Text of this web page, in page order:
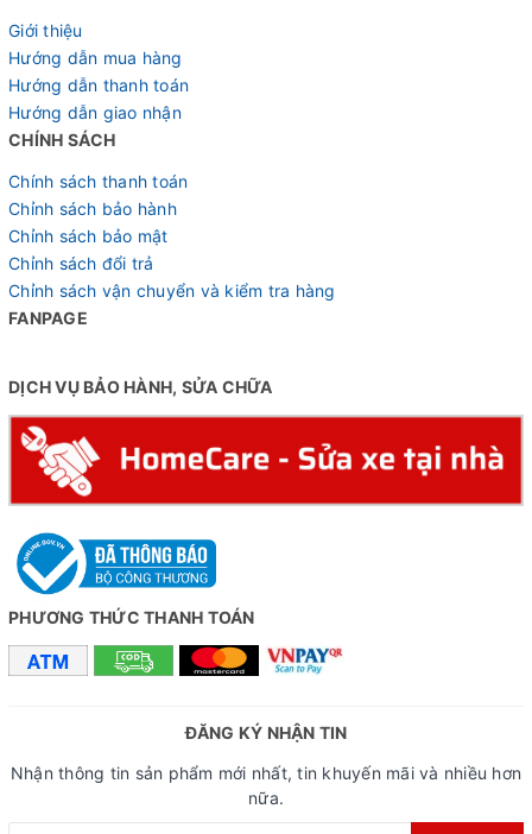
Giới thiệu
Hướng dẫn mua hàng
Hướng dẫn thanh toán
Hướng dẫn giao nhận
CHÍNH SÁCH
Chính sách thanh toán
Chỉnh sách bảo hành
Chỉnh sách bảo mật
Chỉnh sách đổi trả
Chỉnh sách vận chuyển và kiểm tra hàng
FANPAGE
DỊCH VỤ BẢO HÀNH, SỬA CHỮA
PHƯƠNG THỨC THANH TOÁN
ĐĂNG KÝ NHẬN TIN
Nhận thông tin sản phẩm mới nhất, tin khuyến mãi và nhiều hơn
nữa.